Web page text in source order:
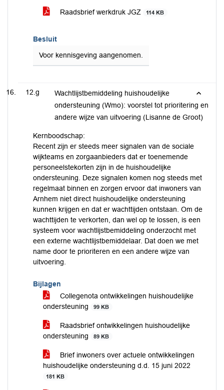
Raadsbrief werkdruk JGZ 114 KB
Besluit
Voor kennisgeving aangenomen.
12.g
Wachtlijstbemiddeling huishoudelijke
ondersteuning (Wmo): voorstel tot prioritering en
andere wijze van uitvoering (Lisanne de Groot)
Kernboodschap:
Recent zijn er steeds meer signalen van de sociale
wijkteams en zorgaanbieders dat er toenemende
personeelstekorten zijn in de huishoudelijke
ondersteuning. Deze signalen komen nog steeds met
regelmaat binnen en zorgen ervoor dat inwoners van
Arnhem niet direct huishoudelijke ondersteuning
kunnen krijgen en dat er wachttijden ontstaan. Om de
wachttijden te verkorten, dan wel op te lossen, is een
systeem voor wachtlijstbemiddeling onderzocht met
een externe wachtlijstbemiddelaar. Dat doen we met
name door te prioriteren en een andere wijze van
uitvoering.
Bijlagen
Collegenota ontwikkelingen huishoudelijke
ondersteuning
99 KB
Raadsbrief ontwikkelingen huishoudelijke
ondersteuning
89 KB
Brief inwoners over actuele ontwikkelingen
huishoudelijke ondersteuning d.d. 15 juni 2022
181 KB